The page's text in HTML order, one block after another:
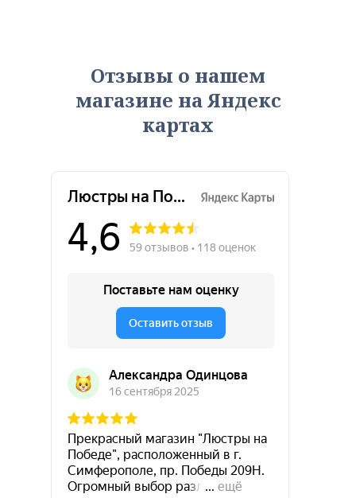
Отзывы о нашем
магазине на Яндекс
картах